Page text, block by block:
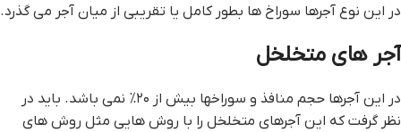
در این نوع آجرها سوراخ ها بطور کامل یا تقریبی از میان آجر می گذرد.
آجر های متخلخل
در این آجرها حجم منافذ و سوراخها بیش از ۲۰% نمی باشد. باید در
نظر گرفت که این آجرهای متخلخل را با روش هایی مثل روش های